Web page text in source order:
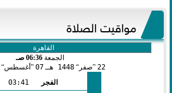
مواقيت الصلاة
الجمعة 06:36 صـ
22 صفر 1448 هـ 07 أغسطس
الفجر
03:41